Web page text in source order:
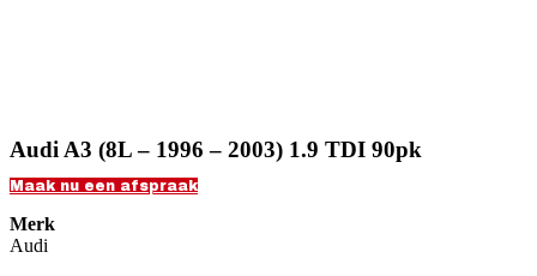
Audi A3 (8L – 1996 – 2003) 1.9 TDI 90pk
Maak nu een afspraak
Merk
Audi